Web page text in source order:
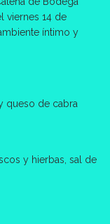
viernes 14 de
íntimo y
queso de cabra
y hierbas, sal de